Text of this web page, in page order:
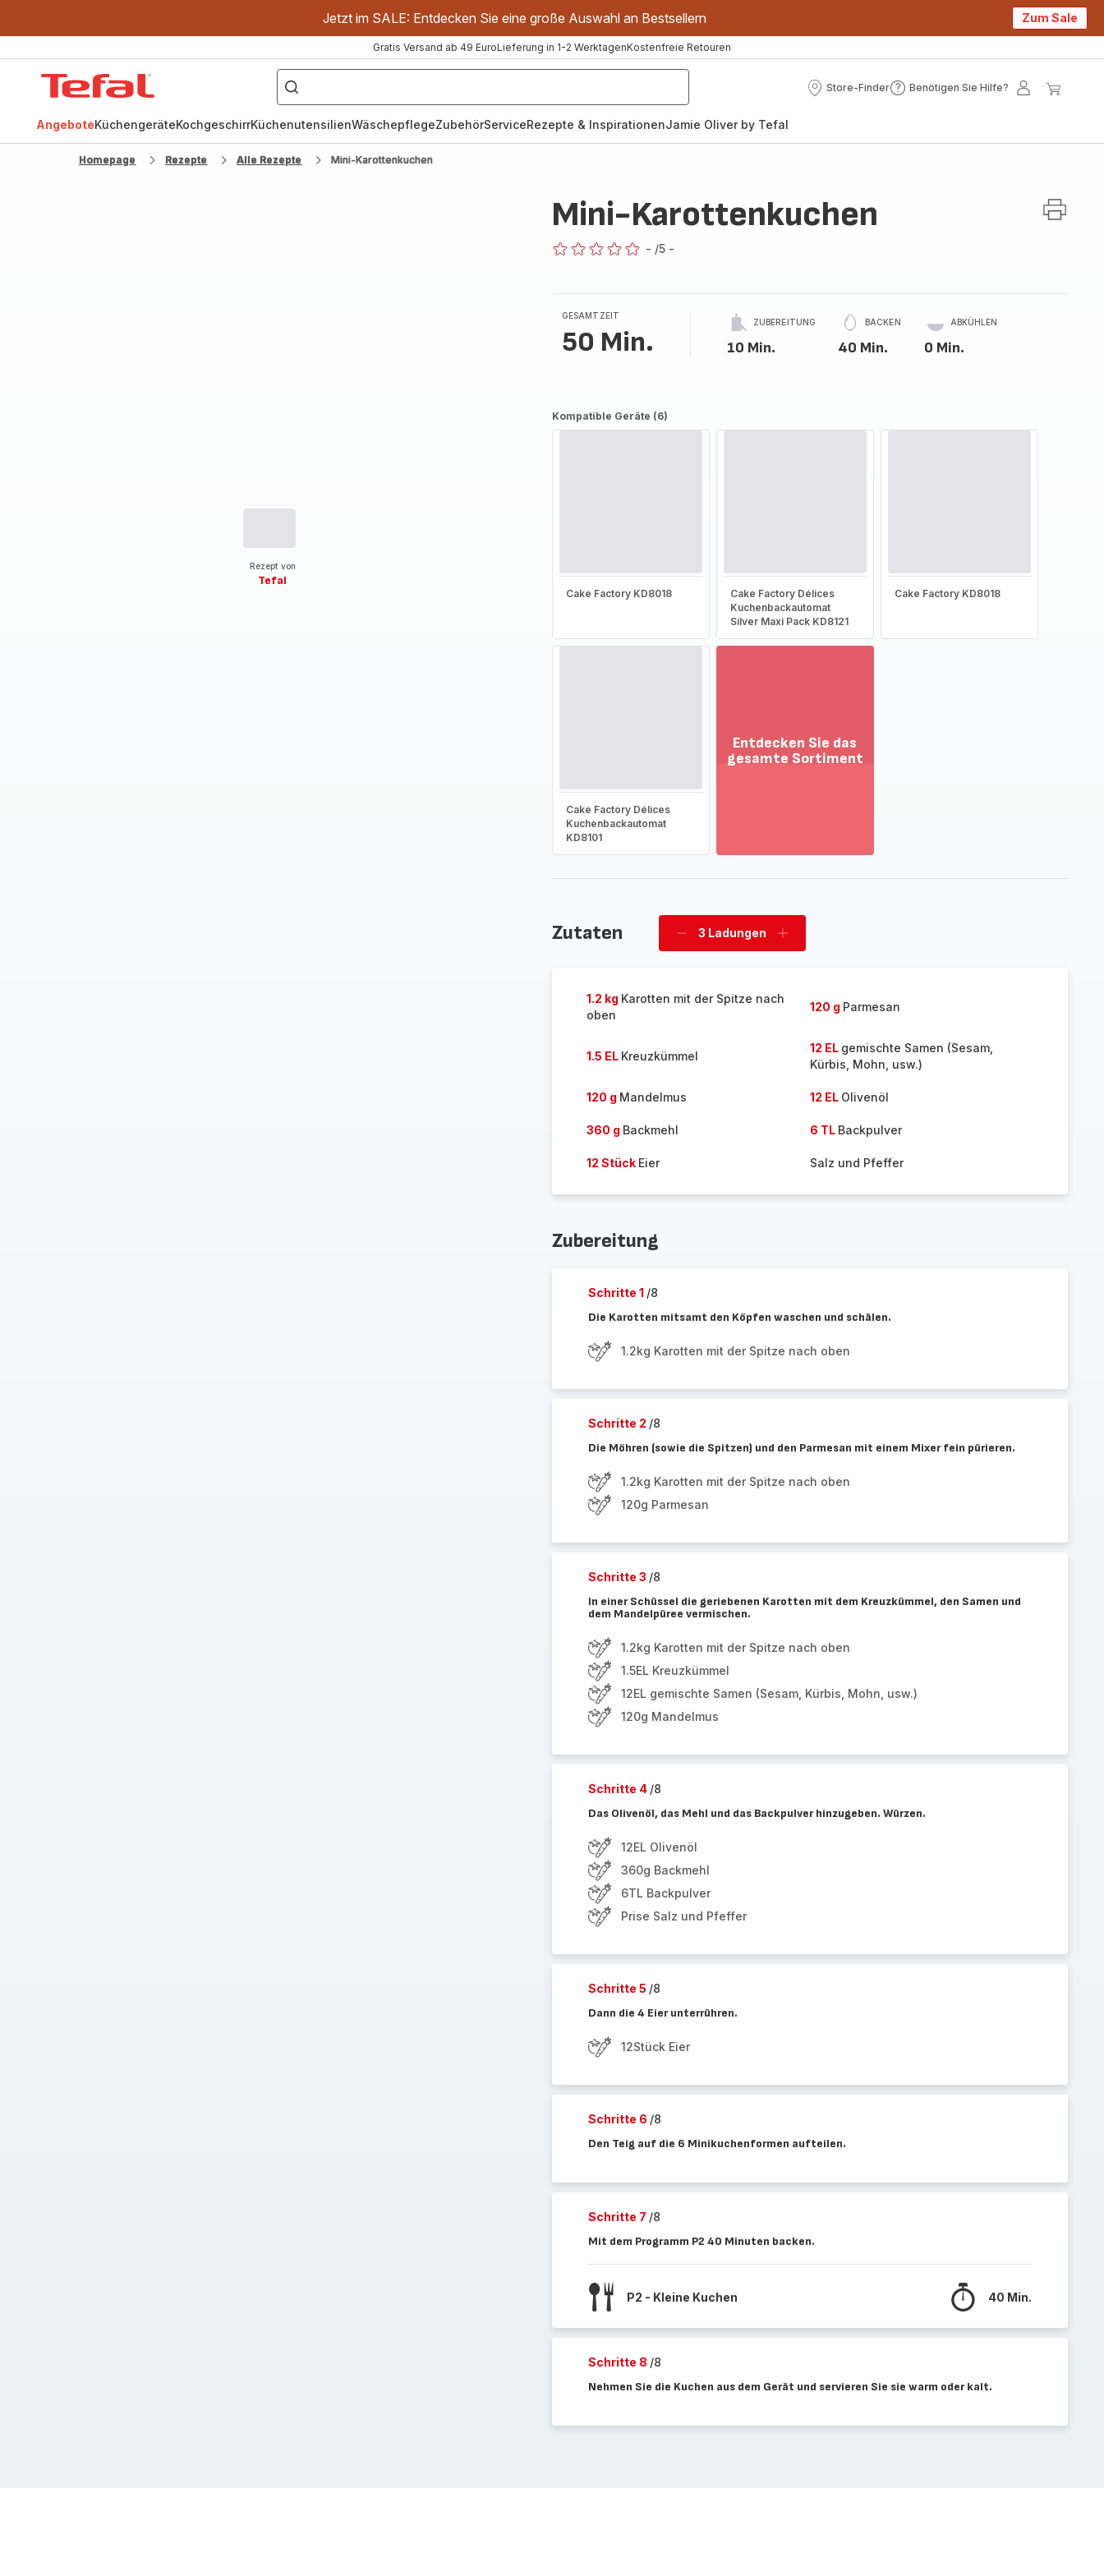
Jetzt im SALE: Entdecken Sie eine große Auswahl an Bestsellern Zum Sale
Gratis Versand ab 49 EuroLieferung in 1-2 WerktagenKostenfreie Retouren
["OptiGrill","Easy
Fry","Pfanne"]
Store-Finder
Store-
Benötigen Sie Hilfe?
Benötigen
Mein
AngeboteKüchengeräteKochgeschirrKüchenutensilienWäschepflegeZubehörServiceRezepte & InspirationenJamie Oliver by Tefal
Homepage Rezepte Alle Rezepte Mini-Karottenkuchen
Rezept von
Tefal
Mini-Karottenkuchen
- /5 -
GESAMTZEIT
50 Min.
ZUBEREITUNG
10 Min.
BACKEN
40 Min.
ABKÜHLEN
0 Min.
Kompatible Geräte (6)
Cake Factory KD8018
Cake Factory Délices
Kuchenbackautomat
Silver Maxi Pack KD8121
Cake Factory KD8018
Cake Factory Délices
Kuchenbackautomat
KD8101
Entdecken Sie das
gesamte Sortiment
das
Zutaten
Ladungen
3 Ladungen
Ladungen
1.2 kg Karotten mit der Spitze nach
oben
120 g Parmesan
1.5 EL Kreuzkümmel
12 EL gemischte Samen (Sesam,
Kürbis, Mohn, usw.)
120 g Mandelmus 12 EL Olivenöl
360 g Backmehl 6 TL Backpulver
12 Stück Eier Salz und Pfeffer
Zubereitung
Schritte 1 /8
Die Karotten mitsamt den Köpfen waschen und schälen.
1.2kg Karotten mit der Spitze nach oben
Schritte 2 /8
Die Möhren (sowie die Spitzen) und den Parmesan mit einem Mixer fein pürieren.
1.2kg Karotten mit der Spitze nach oben
120g Parmesan
Schritte 3 /8
In einer Schüssel die geriebenen Karotten mit dem Kreuzkümmel, den Samen und
dem Mandelpüree vermischen.
1.2kg Karotten mit der Spitze nach oben
1.5EL Kreuzkümmel
12EL gemischte Samen (Sesam, Kürbis, Mohn, usw.)
120g Mandelmus
Schritte 4 /8
Das Olivenöl, das Mehl und das Backpulver hinzugeben. Würzen.
12EL Olivenöl
360g Backmehl
6TL Backpulver
Prise Salz und Pfeffer
Schritte 5 /8
Dann die 4 Eier unterrühren.
12Stück Eier
Schritte 6 /8
Den Teig auf die 6 Minikuchenformen aufteilen.
Schritte 7 /8
Mit dem Programm P2 40 Minuten backen.
P2 - Kleine Kuchen 40 Min.
Schritte 8 /8
Nehmen Sie die Kuchen aus dem Gerät und servieren Sie sie warm oder kalt.